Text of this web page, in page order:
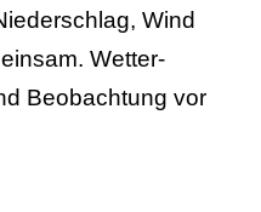
Wind
Wetter-
Beobachtung vor